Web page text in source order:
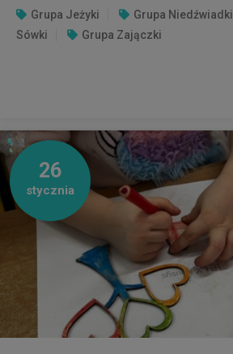
Grupa Jeżyki Grupa Niedźwiadki
Sówki
Grupa Zajączki
26
stycznia